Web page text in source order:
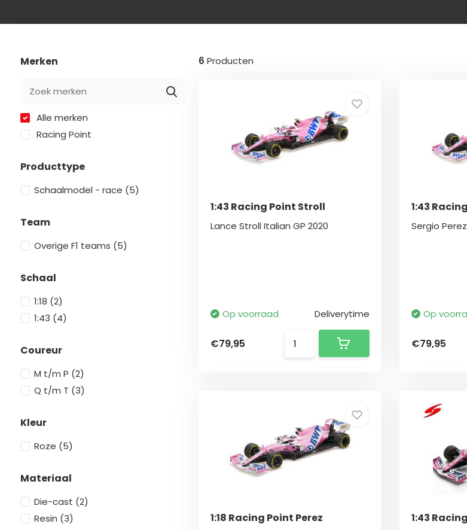
Merken
Alle merken
Racing Point
Producttype
Schaalmodel - race (5)
Team
Overige F1 teams (5)
Schaal
1:18 (2)
1:43 (4)
Coureur
M t/m P (2)
Q t/m T (3)
Kleur
Roze (5)
Materiaal
Die-cast (2)
Resin (3)
6 Producten
1:43 Racing Point Stroll
Lance Stroll Italian GP 2020
Op voorraad Deliverytime
€79,95
1:43
Sergio
Op
€79,95
1:18 Racing Point Perez 1:43